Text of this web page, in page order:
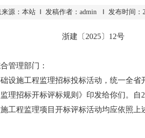
来源：本站 ‖ 发稿作者：admin ‖ 发布时间：
浙建〔2025〕12号
管理部门：
施工程监理招标投标活动，统一全省
理招标开标评标规则》印发给你们。自
工程监理项目开标评标活动均应依照上